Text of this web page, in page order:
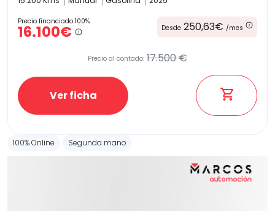
Precio financiado 100%
16.100€ Desde 250,63€ /mes
Precio al contado: 17.500 €
Ver ficha
100% Online Segunda mano